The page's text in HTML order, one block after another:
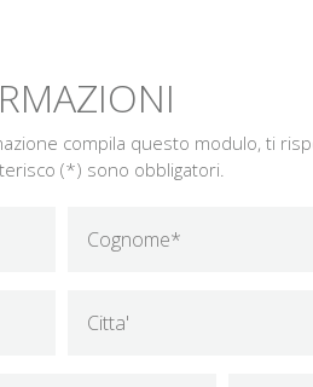
compila questo modulo, ti
(*) sono obbligatori.